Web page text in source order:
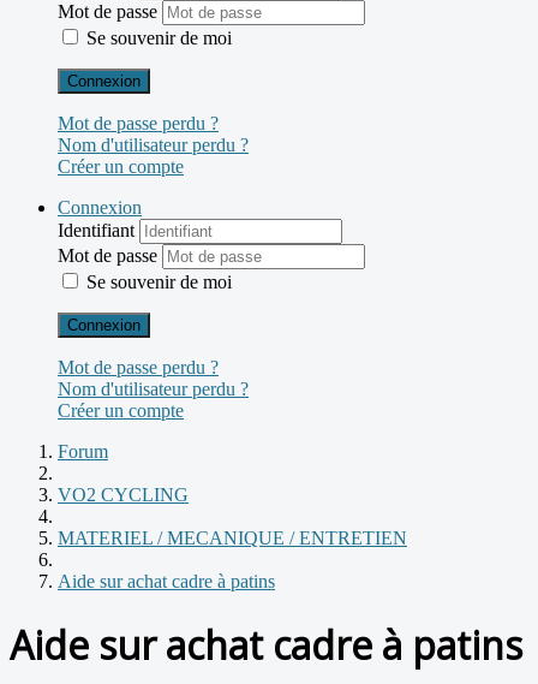
Mot de passe
Se souvenir de moi
Connexion
Mot de passe perdu ?
Nom d'utilisateur perdu ?
Créer un compte
Connexion
Identifiant
Mot de passe
Se souvenir de moi
Connexion
Mot de passe perdu ?
Nom d'utilisateur perdu ?
Créer un compte
Forum
VO2 CYCLING
MATERIEL / MECANIQUE / ENTRETIEN
Aide sur achat cadre à patins
Aide sur achat cadre à patins